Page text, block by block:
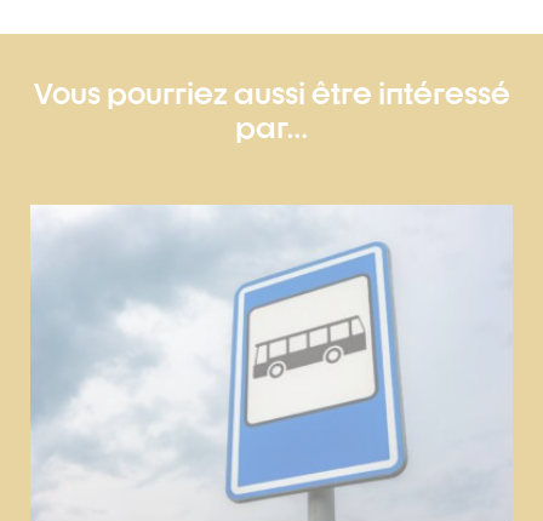
Vous pourriez aussi être intéressé
par…